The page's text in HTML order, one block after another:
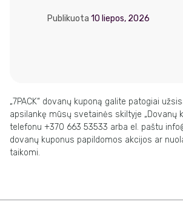
Publikuota10 liepos, 2026
„7PACK“ dovanų kuponą galite patogiai
apsilankę mūsų svetainės skiltyje „Dovanų
telefonu +370 663 53533 arba el. paštu
dovanų kuponus papildomos akcijos ar
taikomi.